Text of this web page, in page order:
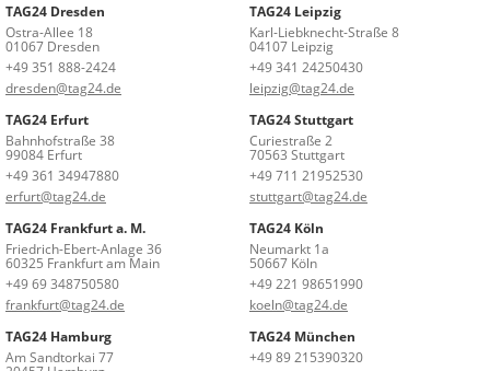
TAG24 Dresden
Ostra-Allee 18
01067 Dresden
+49 351 888-2424
dresden@tag24.de
TAG24 Leipzig
Karl-Liebknecht-Straße 8
04107 Leipzig
+49 341 24250430
leipzig@tag24.de
TAG24 Erfurt
Bahnhofstraße 38
99084 Erfurt
+49 361 34947880
erfurt@tag24.de
TAG24 Stuttgart
Curiestraße 2
70563 Stuttgart
+49 711 21952530
stuttgart@tag24.de
TAG24 Frankfurt a. M.
Friedrich-Ebert-Anlage 36
60325 Frankfurt am Main
+49 69 348750580
frankfurt@tag24.de
TAG24 Köln
Neumarkt 1a
50667 Köln
+49 221 98651990
koeln@tag24.de
TAG24 Hamburg
Am Sandtorkai 77
TAG24 München
+49 89 215390320